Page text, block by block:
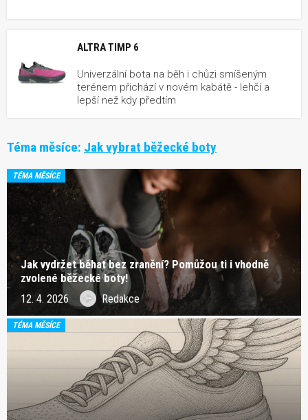
ALTRA TIMP 6
Univerzální bota na běh i chůzi smíšeným
terénem přichází v novém kabátě - lehčí a
lepší než kdy předtím
Téma měsíce: Jak vybrat běžecké boty
TÉMA MĚSÍCE
Jak vydržet běhat bez zranění? Pomůžou ti i vhodně
zvolené běžecké boty!
12. 4. 2026 Redakce
TÉMA MĚSÍCE